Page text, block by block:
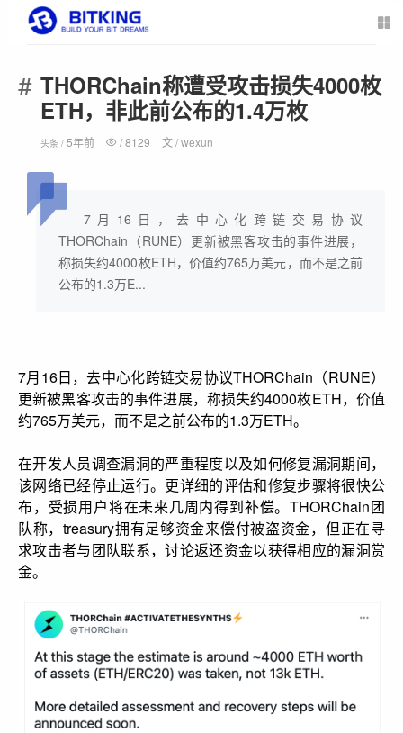
THORChain称遭受攻击损失4000枚
ETH，非此前公布的1.4万枚
头条 / 5年前 /8129 文 /wexun
7月16日，去中心化跨链交易协议
THORChain（RUNE）更新被黑客攻击的事件进展，
称损失约4000枚ETH，价值约765万美元，而不是之前
公布的1.3万E...
7月16日，去中心化跨链交易协议THORChain（RUNE）
更新被黑客攻击的事件进展，称损失约4000枚ETH，价值
约765万美元，而不是之前公布的1.3万ETH。
在开发人员调查漏洞的严重程度以及如何修复漏洞期间，
该网络已经停止运行。更详细的评估和修复步骤将很快公
布，受损用户将在未来几周内得到补偿。THORChain团
队称，treasury拥有足够资金来偿付被盗资金，但正在寻
求攻击者与团队联系，讨论返还资金以获得相应的漏洞赏
金。